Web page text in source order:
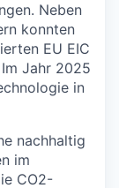
Neben
konnten
EU EIC
Jahr 2025
in
nachhaltig
im
CO2-